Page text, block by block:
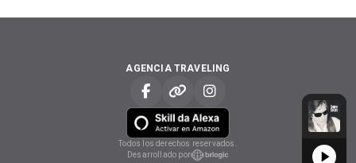
DALE PLAY A NORTEÑA Y REGIONALDALE
03 Me Has Echado Al Olvido 03 Me
AGENCIA TRAVELING
Todos los derechos reservados.
Desarrollado por